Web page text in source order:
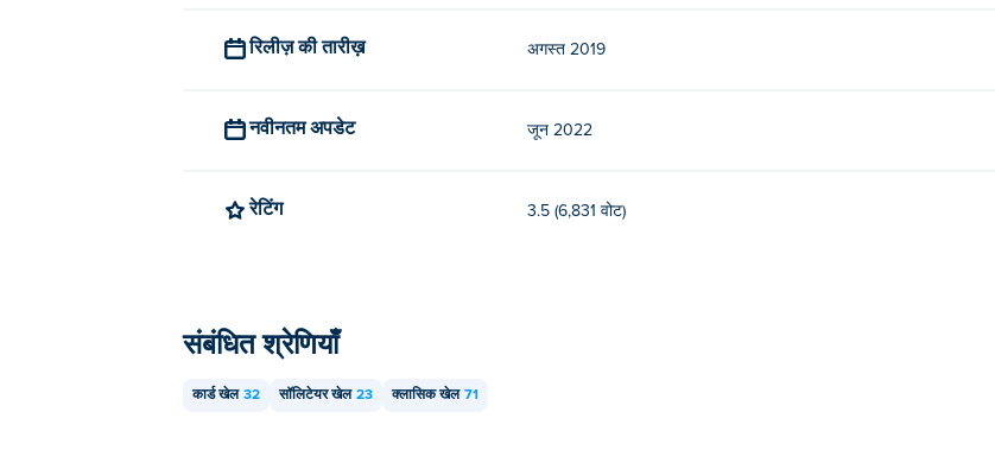
रिलीज़ की तारीख़ अगस्त 2019
नवीनतम अपडेट जून 2022
रेटिंग 3.5 (6,831 वोट)
संबंधित श्रेणियाँ
कार्ड खेल 32 सॉलिटेयर खेल 23 क्लासिक खेल 71